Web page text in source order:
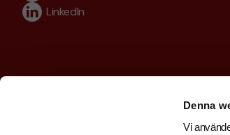
Denna
Vi
LinkedIn